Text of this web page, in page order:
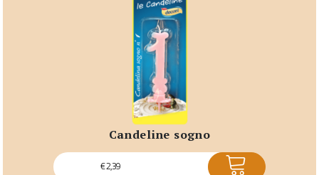
candeline sogno
€2,39 ACQUISTA